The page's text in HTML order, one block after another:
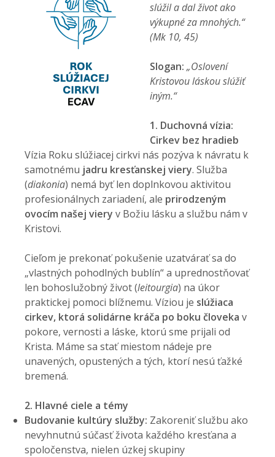
slúžil a dal život ako
výkupné za mnohých.“
(Mk 10, 45)
Slogan: „Oslovení
Kristovou láskou slúžiť
iným.“
1. Duchovná vízia:
Cirkev bez hradieb
Vízia Roku slúžiacej cirkvi nás pozýva k návratu k
samotnému jadru kresťanskej viery. Služba
(diakonia) nemá byť len doplnkovou aktivitou
profesionálnych zariadení, ale prirodzeným
ovocím našej viery v Božiu lásku a službu nám v
Kristovi.
Cieľom je prekonať pokušenie uzatvárať sa do
„vlastných pohodlných bublín“ a uprednostňovať
len bohoslužobný život (leitourgia) na úkor
praktickej pomoci blížnemu. Víziou je slúžiaca
cirkev, ktorá solidárne kráča po boku človeka v
pokore, vernosti a láske, ktorú sme prijali od
Krista. Máme sa stať miestom nádeje pre
unavených, opustených a tých, ktorí nesú ťažké
bremená.
2. Hlavné ciele a témy
Budovanie kultúry služby: Zakoreniť službu ako
nevyhnutnú súčasť života každého kresťana a
spoločenstva, nielen úzkej skupiny